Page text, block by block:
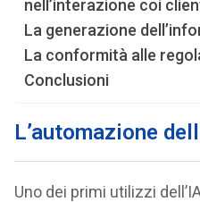
nell’interazione coi
La generazione
La conformità alle
Conclusioni
L’automazione
Uno dei primi utilizzi